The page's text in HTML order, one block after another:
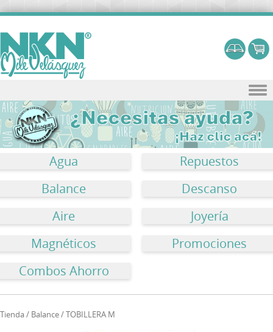
Skip to content
Agua
Repuestos
Balance
Descanso
Aire
Joyería
Magnéticos
Promociones
Combos Ahorro
Tienda/ Balance/ TOBILLERA M